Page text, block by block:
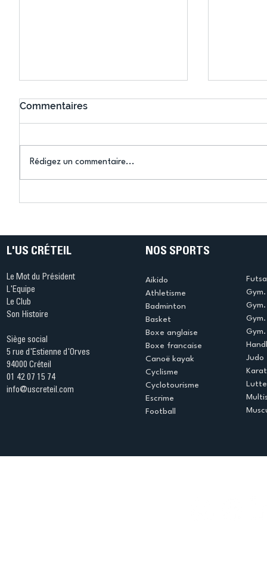
Ping ? Quand le tennis de
termine
Commentaires
Rédigez un commentaire...
L'US CRÉTEIL
Le Mot du Président
L'Equipe
Le Club
Son Histoire
Siège social
5 rue d'Estienne d'Orves
94000 Créteil
01 42 07 15 74
info@uscreteil.com
NOS SPORTS
Aikido
Athletisme
Badminton
Basket
Boxe anglaise
Boxe francaise
Canoë kayak
Cyclisme
Cyclotourisme
Escrime
Football
Judo
Lutte